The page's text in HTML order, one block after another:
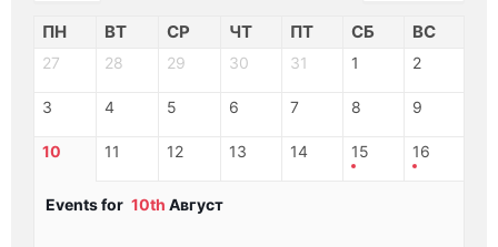
ПН ВТ СР ЧТ ПТ СБ ВС
27 28 29 30 31 1 2
3 4 5 6 7 8 9
10 11 12 13 14 15 16
Events for 10th Август